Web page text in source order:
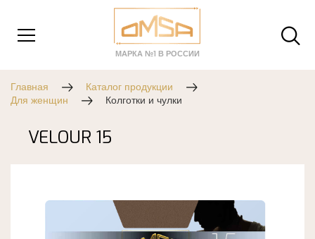
МАРКА №1 В РОССИИ
Главная
Каталог продукции
Для женщин
Колготки и чулки
VELOUR 15